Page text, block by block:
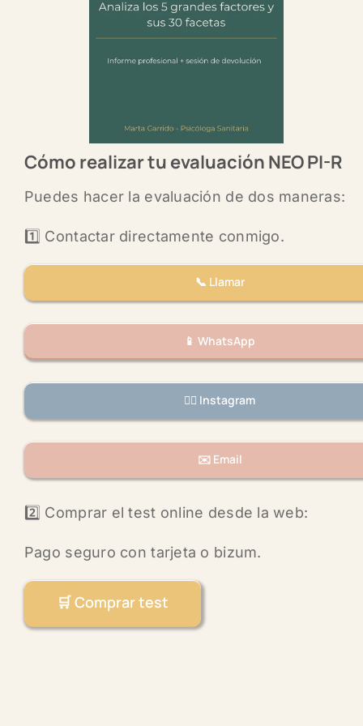
Cómo realizar tu evaluación NEO PI-R
Puedes hacer la evaluación de dos maneras:
1️⃣ Contactar directamente conmigo.
📞 Llamar
📱 WhatsApp
👉🏼 Instagram
✉️ Email
2️⃣ Comprar el test online desde la web:
Pago seguro con tarjeta o bizum.
🛒 Comprar test